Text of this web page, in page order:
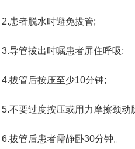
2.患者脱水时避免拔管;
3.导管拔出时嘱患者屏住呼吸;
4.拔管后按压至少10分钟;
5.不要过度按压或用力摩擦颈动
6.拔管后患者需静卧30分钟。